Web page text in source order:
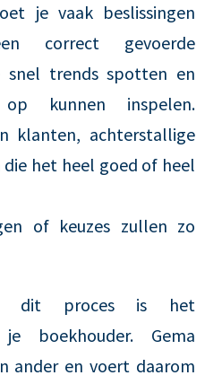
je vaak beslissingen
correct gevoerde
snel trends spotten en
kunnen inspelen.
klanten, achterstallige
het heel goed of heel
of keuzes zullen zo
dit proces is het
boekhouder. Gema
ander en voert daarom